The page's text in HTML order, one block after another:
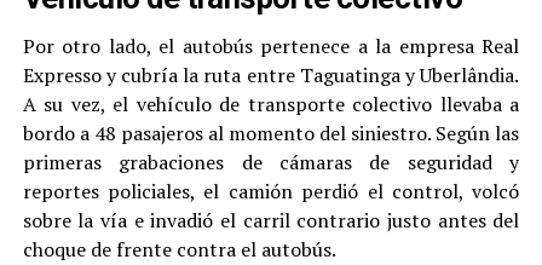
Por otro lado, el autobús pertenece a la empresa Real
Expresso y cubría la ruta entre Taguatinga y Uberlândia.
A su vez, el vehículo de transporte colectivo llevaba a
bordo a 48 pasajeros al momento del siniestro. Según las
primeras grabaciones de cámaras de seguridad y
reportes policiales, el camión perdió el control, volcó
sobre la vía e invadió el carril contrario justo antes del
choque de frente contra el autobús.